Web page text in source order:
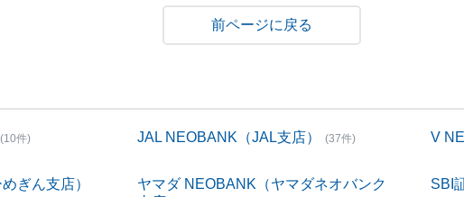
戻る
(10件) JAL NEOBANK（JAL支店） (37件) V
ぎん支店）
ヤマダ NEOBANK（ヤマダネオバンク
SBI